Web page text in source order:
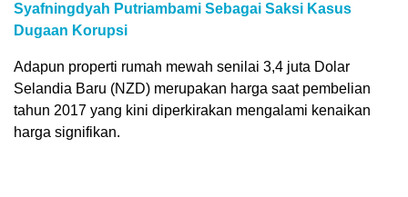
Syafningdyah Putriambami Sebagai Saksi Kasus
Dugaan Korupsi
Adapun properti rumah mewah senilai 3,4 juta Dolar
Selandia Baru (NZD) merupakan harga saat pembelian
tahun 2017 yang kini diperkirakan mengalami kenaikan
harga signifikan.